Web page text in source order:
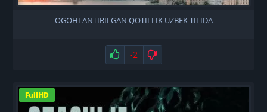
OGOHLANTIRILGAN QOTILLIK UZBEK TILIDA
Нравится
-2 Не нравится
FullHD